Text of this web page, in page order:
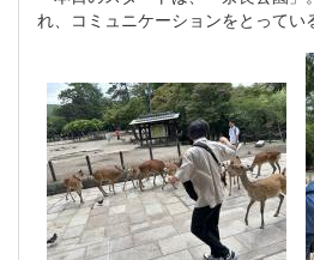
れ、コミュニケーションをとってい